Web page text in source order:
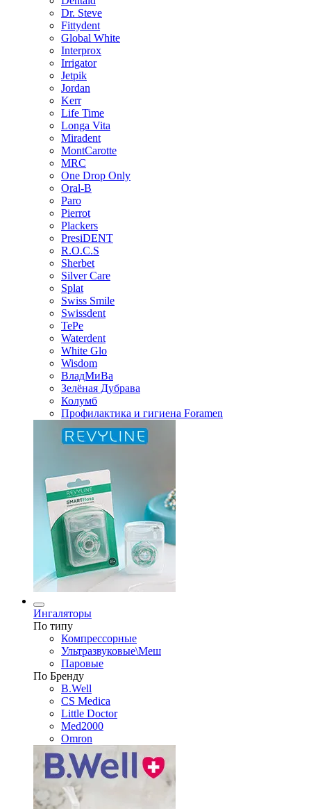
Dr. Steve
Fittydent
Global White
Interprox
Irrigator
Jetpik
Jordan
Kerr
Life Time
Longa Vita
Miradent
MontCarotte
MRC
One Drop Only
Oral-B
Paro
Pierrot
Plackers
PresiDENT
R.O.C.S
Sherbet
Silver Care
Splat
Swiss Smile
Swissdent
TePe
Waterdent
White Glo
Wisdom
ВладМиВа
Зелёная Дубрава
Колумб
Профилактика и гигиена Foramen
Ингаляторы
По типу
Компрессорные
Ультразвуковые\Меш
Паровые
По Бренду
B.Well
CS Medica
Little Doctor
Med2000
Omron